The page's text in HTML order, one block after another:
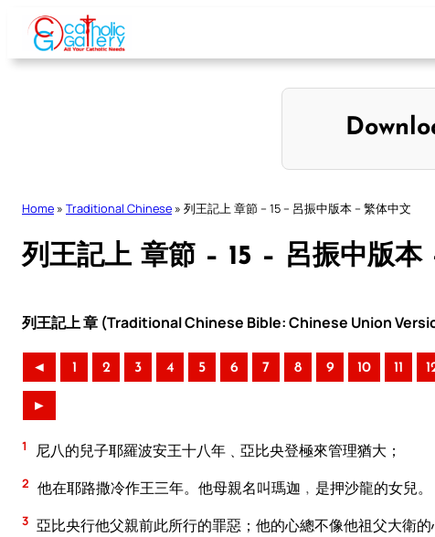
Skip
content
Home » Traditional Chinese » 列王記上 章節 – 15 – 呂振中版本 – 繁体中文
列王記上 章節 – 15 – 呂振中版本
列王記上 章 (Traditional Chinese Bible: Chinese Union
◄ 1 2 3 4 5 6 7 8 9 10 11
►
1 尼八的兒子耶羅波安王十八年﹑亞比央登極來管理猶大；
2 他在耶路撒冷作王三年。他母親名叫瑪迦﹐是押沙龍的女兒。
3 亞比央行他父親前此所行的罪惡；他的心總不像他祖父大衛的